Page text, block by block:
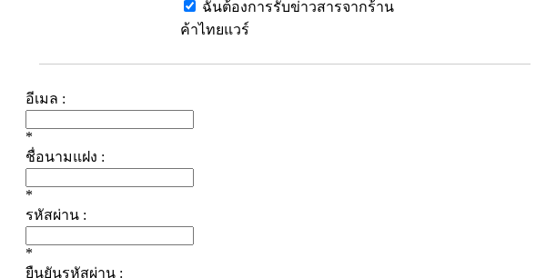
ฉันต้องการรับข่าวสารจากร้าน
ค้าไทยแวร์
อีเมล :
*
ชื่อนามแฝง :
*
รหัสผ่าน :
*
ยืนยันรหัสผ่าน :